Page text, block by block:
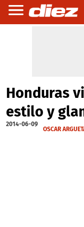
Honduras
estilo y
2014-06-09
OSCAR